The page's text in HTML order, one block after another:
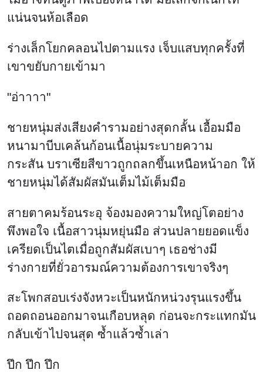
แน่นจนห้อเลือด
ร่างเล็กโยกคลอนไปตามแรง เจ็บแสบทุกครั้งที่
เขาขยับกายเข้ามา
"อ่าาาา"
ชายหนุ่มส่งเสียงคำรามอย่างสุดกลั้น เอื้อมมือ
หนามาบีบเคล้นก้อนเนื้อนุ่มระบายความ
กระสัน บราเซียสีขาวถูกถลกขึ้นเหนือหน้าอก ให้
ชายหนุ่มได้สัมผัสมันเต็มไม้เต็มมือ
สายตาคมร้อนระอุ จ้องมองความใหญ่โตอย่าง
พึงพอใจ เนื้อสาวนุ่มหยุ่นมือ ส่วนปลายยอดแข็ง
เครียดเป็นไตเมื่อถูกสัมผัสเบาๆ เธอช่างมี
ร่างกายที่ยั่วอารมณ์ความต้องการเขาจริงๆ
สะโพกสอบเร่งจังหวะเป็นหนักหน่วงรุนแรงขึ้น
ถอดถอนออกมาจนเกือบหลุด ก่อนจะกระแทกมัน
กลับเข้าไปจนสุด ซ้ำแล้วซ้ำเล่า
ปึก ปึก ปึก